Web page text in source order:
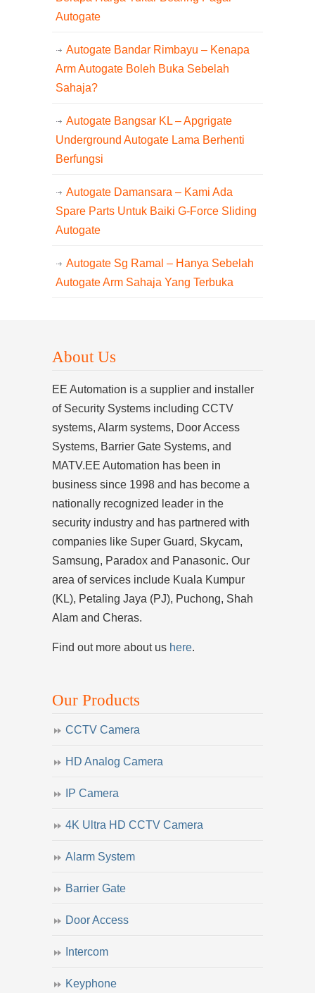
Autogate
Autogate Bandar Rimbayu – Kenapa
Arm Autogate Boleh Buka Sebelah
Sahaja?
Autogate Bangsar KL – Apgrigate
Underground Autogate Lama Berhenti
Berfungsi
Autogate Damansara – Kami Ada
Spare Parts Untuk Baiki G-Force Sliding
Autogate
Autogate Sg Ramal – Hanya Sebelah
Autogate Arm Sahaja Yang Terbuka
About Us
EE Automation is a supplier and installer
of Security Systems including CCTV
systems, Alarm systems, Door Access
Systems, Barrier Gate Systems, and
MATV.EE Automation has been in
business since 1998 and has become a
nationally recognized leader in the
security industry and has partnered with
companies like Super Guard, Skycam,
Samsung, Paradox and Panasonic. Our
area of services include Kuala Kumpur
(KL), Petaling Jaya (PJ), Puchong, Shah
Alam and Cheras.
Find out more about us here.
Our Products
CCTV Camera
HD Analog Camera
IP Camera
4K Ultra HD CCTV Camera
Alarm System
Barrier Gate
Door Access
Intercom
Keyphone